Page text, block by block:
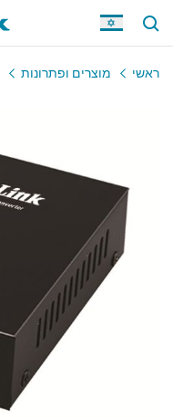
ראשי מוצרים ופתרונות